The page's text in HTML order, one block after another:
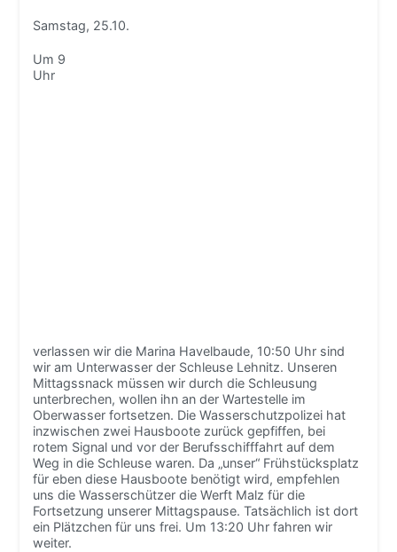
Samstag, 25.10.
Um 9
Uhr
verlassen wir die Marina Havelbaude, 10:50 Uhr sind
wir am Unterwasser der Schleuse Lehnitz. Unseren
Mittagssnack müssen wir durch die Schleusung
unterbrechen, wollen ihn an der Wartestelle im
Oberwasser fortsetzen. Die Wasserschutzpolizei hat
inzwischen zwei Hausboote zurück gepfiffen, bei
rotem Signal und vor der Berufsschifffahrt auf dem
Weg in die Schleuse waren. Da „unser“ Frühstücksplatz
für eben diese Hausboote benötigt wird, empfehlen
uns die Wasserschützer die Werft Malz für die
Fortsetzung unserer Mittagspause. Tatsächlich ist dort
ein Plätzchen für uns frei. Um 13:20 Uhr fahren wir
weiter.